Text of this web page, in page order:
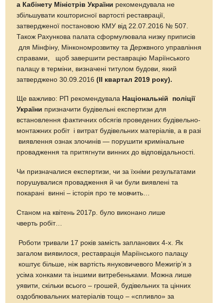
а Кабінету Міністрів України рекомендувала не
збільшувати кошторисної вартості реставрації,
затвердженої постановою КМУ від 22.07.2016 № 507.
Також Рахункова палата сформулювала низку приписів
для Мінфіну, Мінкономрозвитку та Держвного управління
справами, щоб завершити реставрацію Маріїнського
палацу в терміни, визначені титулом будови, який
затверджено 30.09.2016(ІІ квартал 2019 року).
Ще важливо: РП рекомендувала Національній
поліції
України призначити будівельні експертизи для
встановлення фактичних обсягів проведених будівельно-
монтажних робіт і витрат будівельних матеріалів, а в разі
виявлення ознак злочинів — порушити кримінальне
провадження та притягнути винних до відповідальності.
Чи призначалися експертизи, чи за їхніми результатами
порушувалися провадження й чи були виявлені та
покарані винні – історія про те мовчить…
Станом на квітень 2017р. було виконано лише
чверть робіт…
Роботи тривали 17 років замість запланових 4-х. Як
загалом виявилося, реставрація Маріїнського палацу
коштує більше, ніж вартість януковичевого Межигір’я з
усіма хонками та іншими витребеньками. Можна лише
уявити, скільки всього – грошей, будівельних та цінних
оздоблювальних матеріалів тощо – «спливло» за